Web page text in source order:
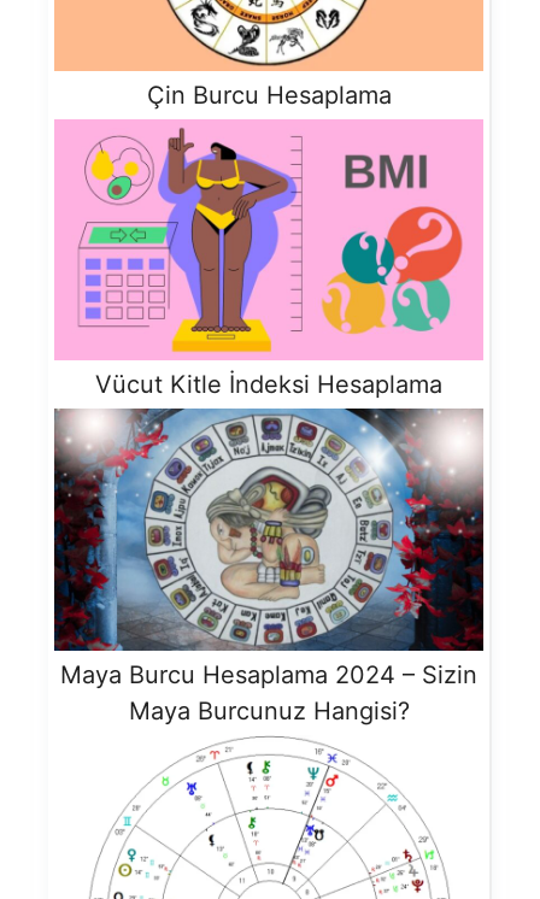
Çin Burcu Hesaplama
Vücut Kitle İndeksi Hesaplama
Maya Burcu Hesaplama 2024 – Sizin
Maya Burcunuz Hangisi?